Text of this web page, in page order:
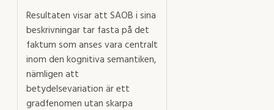
Resultaten visar att SAOB i sina
beskrivningar tar fasta på det
faktum som anses vara centralt
inom den kognitiva semantiken,
nämligen att
betydelsevariation är ett
gradfenomen utan skarpa